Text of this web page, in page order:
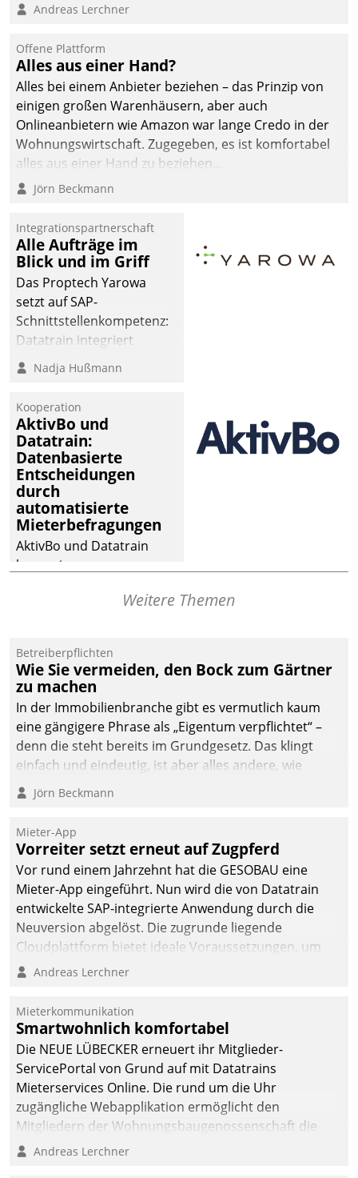
Andreas Lerchner
Offene Plattform
Alles aus einer Hand?
Alles bei einem Anbieter beziehen – das Prinzip von
einigen großen Warenhäusern, aber auch
Onlineanbietern wie Amazon war lange Credo in der
Wohnungswirtschaft. Zugegeben, es ist komfortabel
alles aus einer Hand zu beziehen...
Jörn Beckmann
Integrationspartnerschaft
Alle Aufträge im
Blick und im Griff
Das Proptech Yarowa
setzt auf SAP-
Schnittstellenkompetenz:
Datatrain integriert
Yarowas Portal zur
Vergabe und Verwaltung
operativen
Instandhaltung in die
SAP-Systemlandschaft
deutscher
Wohnungsunternehmen
– und beschleunigt damit
den Weg vom
Mieteranliegen zum
Dienstleisterauftrag.
Nadja Hußmann
Kooperation
AktivBo und
Datatrain:
Datenbasierte
Entscheidungen
durch
automatisierte
Mieterbefragungen
AktivBo und Datatrain
kooperieren –
profitieren: Die nahtlose
Datatrain ermöglicht
automatisiert ausgelöste,
zielgerichtete
Mieterbefragungen – eine
starke Grundlage für
intelligente,
Entscheidungen.
Weitere Themen
Betreiberpflichten
Wie Sie vermeiden, den Bock zum Gärtner
zu machen
In der Immobilienbranche gibt es vermutlich kaum
eine gängigere Phrase als „Eigentum verpflichtet“ –
denn die steht bereits im Grundgesetz. Das klingt
einfach und eindeutig, ist aber alles andere, wie
Branchenbeschäftigte wissen. Denn mit der
Verantwortung folgen Verpflichtungen.
Jörn Beckmann
Mieter-App
Vorreiter setzt erneut auf Zugpferd
Vor rund einem Jahrzehnt hat die GESOBAU eine
Mieter-App eingeführt. Nun wird die von Datatrain
entwickelte SAP-integrierte Anwendung durch die
Neuversion abgelöst. Die zugrunde liegende
Cloudplattform bietet ideale Voraussetzungen, um
die Funktionalität der App zu erweitern und weitere
integrieren.
Andreas Lerchner
Mieterkommunikation
Smartwohnlich komfortabel
Die NEUE LÜBECKER erneuert ihr Mitglieder-
ServicePortal von Grund auf mit Datatrains
Mieterservices Online. Die rund um die Uhr
zugängliche Webapplikation ermöglicht den
Mitgliedern der Wohnungs­bau­genossenschaft die
Kontaktaufnahme per Smartphone, Tablet oder PC.
Andreas Lerchner